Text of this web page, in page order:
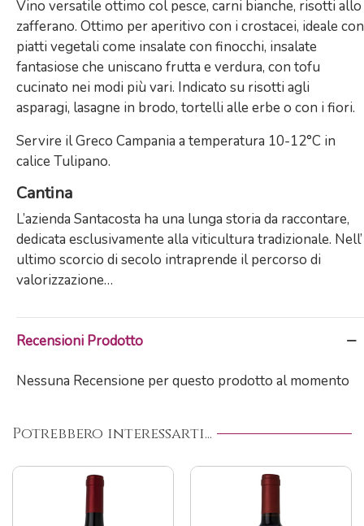
Vino versatile ottimo col pesce, carni bianche, risotti allo
zafferano. Ottimo per aperitivo con i crostacei, ideale con
piatti vegetali come insalate con finocchi, insalate
fantasiose che uniscano frutta e verdura, con tofu
cucinato nei modi più vari. Indicato su risotti agli
asparagi, lasagne in brodo, tortelli alle erbe o con i fiori.
Servire il Greco Campania a temperatura 10-12°C in
calice Tulipano.
Cantina
L’azienda Santacosta ha una lunga storia da raccontare,
dedicata esclusivamente alla viticultura tradizionale. Nell’
ultimo scorcio di secolo intraprende il percorso di
valorizzazione…
Recensioni Prodotto
Nessuna Recensione per questo prodotto al momento
Potrebbero interessarti...